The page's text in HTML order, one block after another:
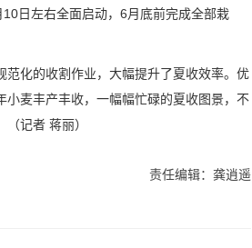
日左右全面启动，6月底前完成全部栽
范化的收割作业，大幅提升了夏收效率。优
麦丰产丰收，一幅幅忙碌的夏收图景，不
记者 蒋丽）
责任编辑：龚逍遥